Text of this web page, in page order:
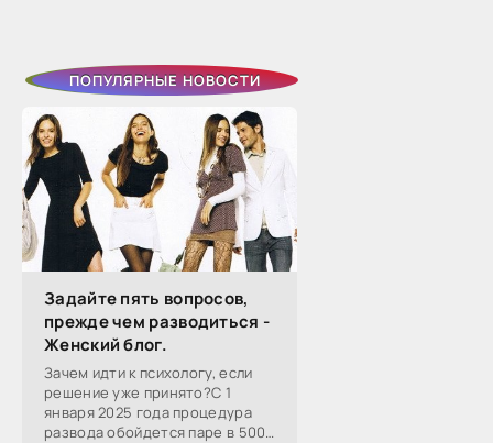
ПОПУЛЯРНЫЕ НОВОСТИ
Задайте пять вопросов,
прежде чем разводиться -
Женский блог.
Зачем идти к психологу, если
решение уже принято?С 1
января 2025 года процедура
развода обойдется паре в 5000